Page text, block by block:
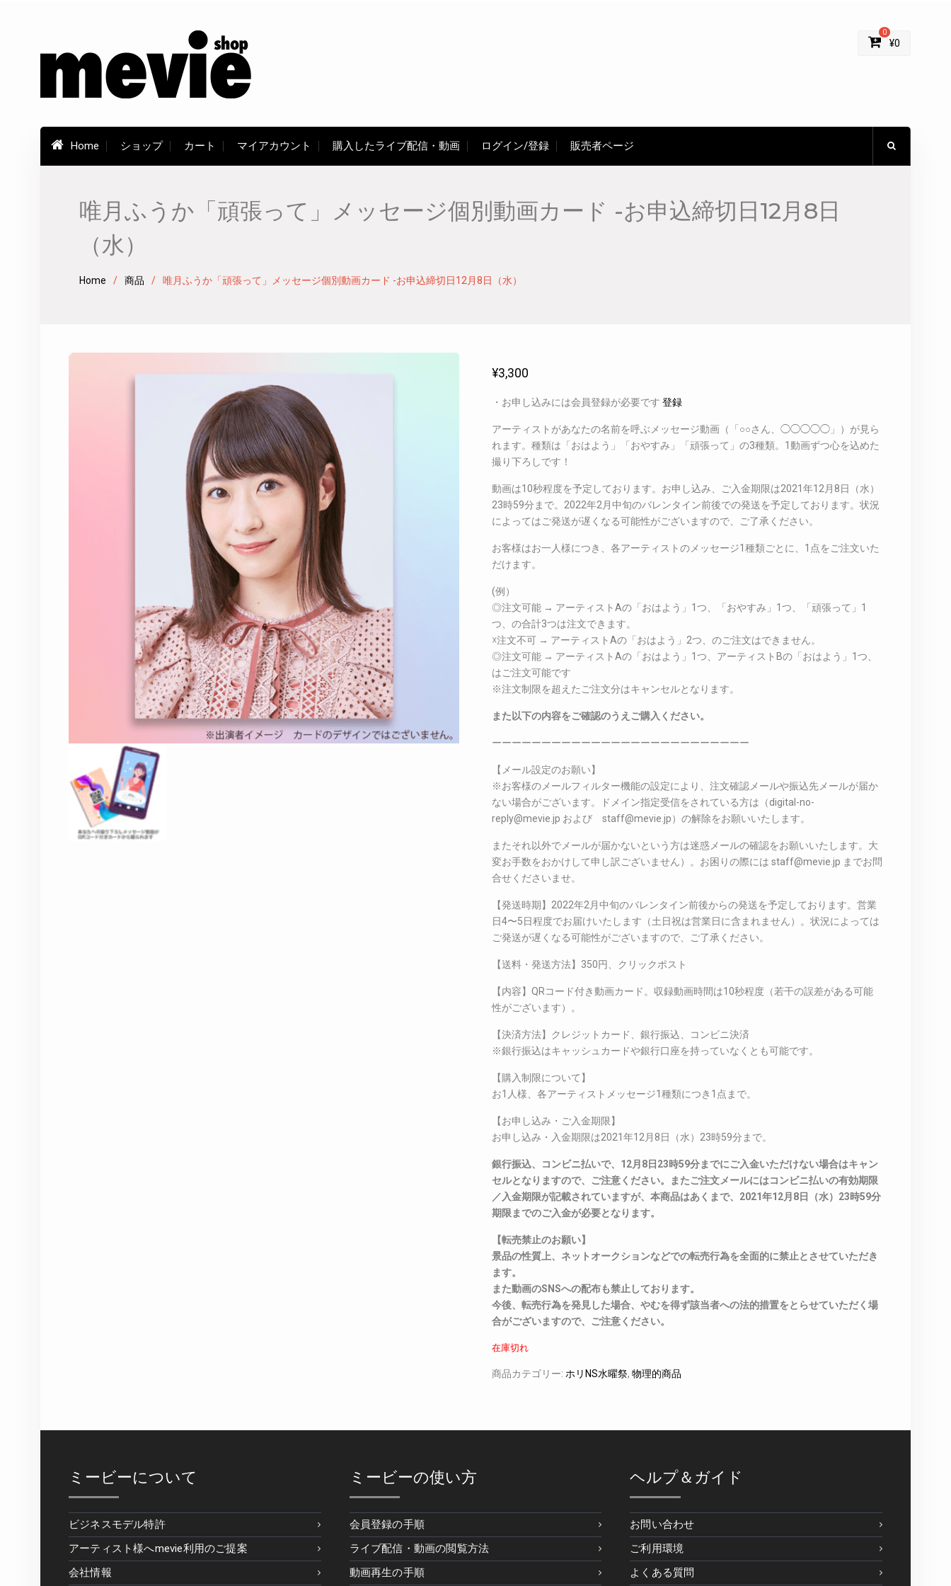
0
¥0
Home ショップ カート マイアカウント 購入したライブ配信・動画 ログイン/登録 販売者ページ
唯月ふうか「頑張って」メッセージ個別動画カード -お申込締切日12月8日
（水）
Home 商品 唯月ふうか「頑張って」メッセージ個別動画カード -お申込締切日12月8日（水）
¥3,300
・お申し込みには会員登録が必要です 登録
アーティストがあなたの名前を呼ぶメッセージ動画（「○○さん、◯◯◯◯◯」）が見ら
れます。種類は「おはよう」「おやすみ」「頑張って」の3種類。1動画ずつ心を込めた
撮り下ろしです！
動画は10秒程度を予定しております。お申し込み、ご入金期限は2021年12月8日（水）
23時59分まで。2022年2月中旬のバレンタイン前後での発送を予定しております。状況
によってはご発送が遅くなる可能性がございますので、ご了承ください。
お客様はお一人様につき、各アーティストのメッセージ1種類ごとに、1点をご注文いた
だけます。
(例）
◎注文可能 → アーティストAの「おはよう」1つ、「おやすみ」1つ、「頑張って」1
つ、の合計3つは注文できます。
☓注文不可 → アーティストAの「おはよう」2つ、のご注文はできません。
◎注文可能 → アーティストAの「おはよう」1つ、アーティストBの「おはよう」1つ、
はご注文可能です
※注文制限を超えたご注文分はキャンセルとなります。
また以下の内容をご確認のうえご購入ください。
ーーーーーーーーーーーーーーーーーーーーーーーーーー
【メール設定のお願い】
※お客様のメールフィルター機能の設定により、注文確認メールや振込先メールが届か
ない場合がございます。ドメイン指定受信をされている方は（digital-no-
reply@mevie.jp および staff@mevie.jp）の解除をお願いいたします。
またそれ以外でメールが届かないという方は迷惑メールの確認をお願いいたします。大
変お手数をおかけして申し訳ございません）。お困りの際には staff@mevie.jp までお問
合せくださいませ。
【発送時期】2022年2月中旬のバレンタイン前後からの発送を予定しております。営業
日4〜5日程度でお届けいたします（土日祝は営業日に含まれません）。状況によっては
ご発送が遅くなる可能性がございますので、ご了承ください。
【送料・発送方法】350円、クリックポスト
【内容】QRコード付き動画カード。収録動画時間は10秒程度（若干の誤差がある可能
性がございます）。
【決済方法】クレジットカード、銀行振込、コンビニ決済
※銀行振込はキャッシュカードや銀行口座を持っていなくとも可能です。
【購入制限について】
お1人様、各アーティストメッセージ1種類につき1点まで。
【お申し込み・ご入金期限】
お申し込み・入金期限は2021年12月8日（水）23時59分まで。
銀行振込、コンビニ払いで、12月8日23時59分までにご入金いただけない場合はキャン
セルとなりますので、ご注意ください。またご注文メールにはコンビニ払いの有効期限
／入金期限が記載されていますが、本商品はあくまで、2021年12月8日（水）23時59分
期限までのご入金が必要となります。
【転売禁止のお願い】
景品の性質上、ネットオークションなどでの転売行為を全面的に禁止とさせていただき
ます。
また動画のSNSへの配布も禁止しております。
今後、転売行為を発見した場合、やむを得ず該当者への法的措置をとらせていただく場
合がございますので、ご注意ください。
在庫切れ
商品カテゴリー: ホリNS水曜祭, 物理的商品
ミービーについて
ビジネスモデル特許
アーティスト様へmevie利用のご提案
会社情報
ミービーの使い方
会員登録の手順
ライブ配信・動画の閲覧方法
動画再生の手順
ヘルプ＆ガイド
お問い合わせ
ご利用環境
よくある質問